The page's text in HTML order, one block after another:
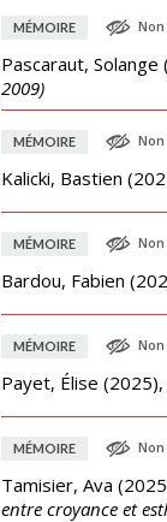
MÉMOIRE
Pascaraut, Solange (
2009)
MÉMOIRE
Kalicki, Bastien (
MÉMOIRE
Bardou, Fabien (
MÉMOIRE
Payet, Élise (2025),
MÉMOIRE
Tamisier, Ava (2025
entre croyance et